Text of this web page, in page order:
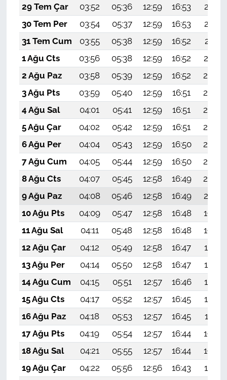
29 Tem Çar
03:52 05:36 12:59 16:53
20:13
30 Tem Per
03:54 05:37 12:59 16:53
20:12
31 Tem Cum
03:55 05:38 12:59 16:52
20:11
1 Ağu Cts
03:56 05:38 12:59 16:52
20:10
2 Ağu Paz
03:58 05:39 12:59 16:52
20:09
3 Ağu Pts
03:59 05:40 12:59 16:51
20:08
4 Ağu Sal
04:01 05:41 12:59 16:51
20:06
5 Ağu Çar
04:02 05:42 12:59 16:51
20:05
6 Ağu Per
04:04 05:43 12:59 16:50
20:04
7 Ağu Cum
04:05 05:44 12:59 16:50
20:03
8 Ağu Cts
04:07 05:45 12:58 16:49
20:02
9 Ağu Paz
04:08 05:46 12:58 16:49
20:01
10 Ağu Pts
04:09 05:47 12:58 16:48
19:59
11 Ağu Sal
04:11 05:48 12:58 16:48
19:58
12 Ağu Çar
04:12 05:49 12:58 16:47
19:57
13 Ağu Per
04:14 05:50 12:58 16:47
19:55
14 Ağu Cum
04:15 05:51 12:57 16:46
19:54
15 Ağu Cts
04:17 05:52 12:57 16:45
19:53
16 Ağu Paz
04:18 05:53 12:57 16:45
19:51
17 Ağu Pts
04:19 05:54 12:57 16:44
19:50
18 Ağu Sal
04:21 05:55 12:57 16:44
19:49
19 Ağu Çar
04:22 05:56 12:56 16:43
19:47